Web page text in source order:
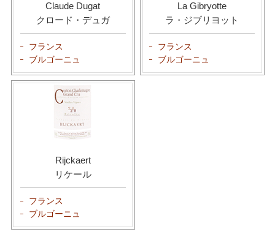
Claude Dugat
クロード・デュガ
フランス
ブルゴーニュ
La Gibryotte
ラ・ジブリヨット
フランス
ブルゴーニュ
Rijckaert
リケール
フランス
ブルゴーニュ